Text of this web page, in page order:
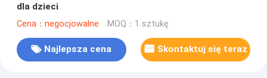
dla dzieci
Cena：negocjowalne MOQ：1 sztukę
Najlepsza cena Skontaktuj się teraz